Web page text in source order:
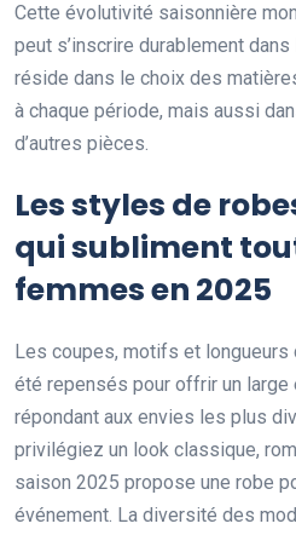
Cette évolutivité saisonnière
peut s’inscrire durablement
réside dans le choix des
à chaque période, mais aussi
d’autres pièces.
Les styles de
qui subliment
femmes en 2025
Les coupes, motifs et longueurs
été repensés pour offrir un large
répondant aux envies les plus
privilégiez un look classique,
saison 2025 propose une robe
événement. La diversité des